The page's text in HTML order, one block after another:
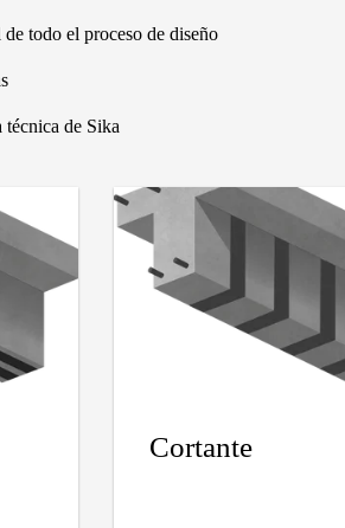
todo el proceso de diseño
técnica de Sika
Cortante